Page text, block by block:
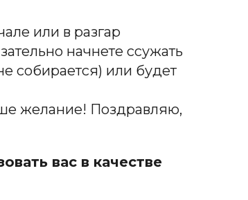
или в разгар
начнете ссужать
собирается) или будет
желание! Поздравляю,
вас в качестве